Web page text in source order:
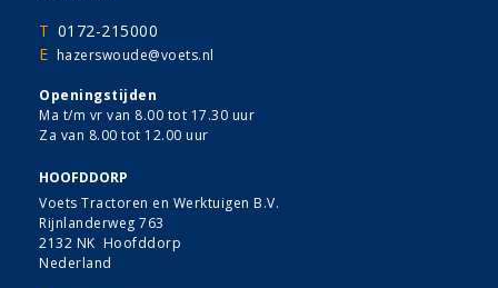
T 0172-215000
E hazerswoude@voets.nl
Openingstijden
Ma t/m vr van 8.00 tot 17.30 uur
Za van 8.00 tot 12.00 uur
HOOFDDORP
Voets Tractoren en Werktuigen B.V.
Rijnlanderweg 763
2132 NK Hoofddorp
Nederland